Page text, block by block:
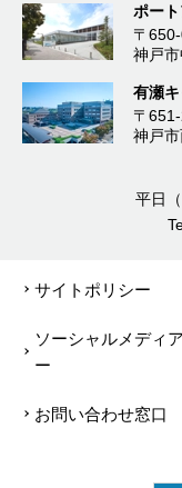
ポー
〒
神戸
有瀬
〒
神戸
平日
サイトポリシー
ソーシャルメディ
ー
お問い合わせ窓口